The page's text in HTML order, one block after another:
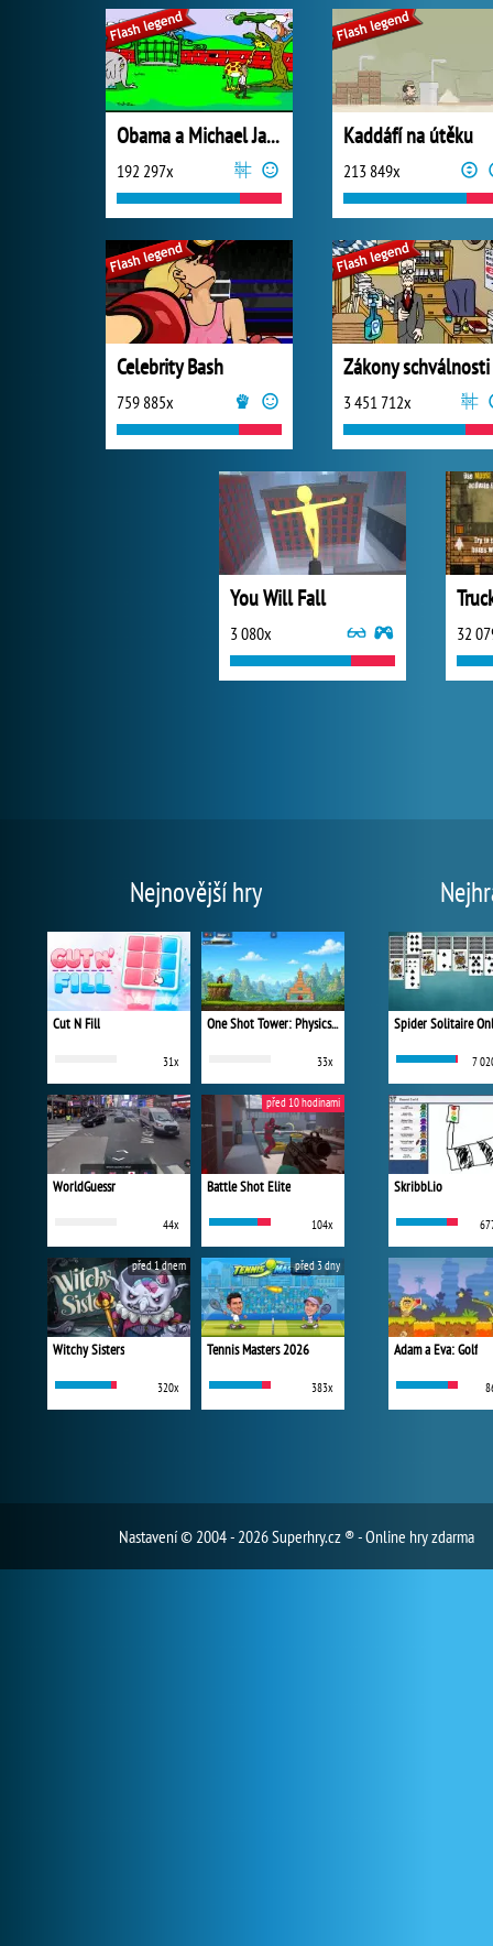
Obama a Michael Jackson
192 297x
Kaddáfí na útěku
213 849x
Celebrity Bash
759 885x
Zákony
3 451 712x
You Will Fall
3 080x 32
Nejnovější hry
Cut N Fill
31x
One Shot Tower: Physics Destroyer
33x
WorldGuessr
44x
Battle Shot Elite
104x
před 10 hodinami
Witchy Sisters
320x
před 1 dnem
Tennis Masters 2026
383x
před 3 dny
Spider Solitaire
7
Skribbl.io
Adam a Eva: Golf
Nastavení© 2004 - 2026 Superhry.cz ® - Online hry zdarma